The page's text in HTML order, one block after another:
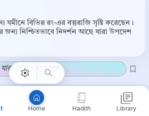
Home Hadith Library
বিভিন্ন রং-এর বস্তুরাজি সৃষ্টি করেছেন।
নিশ্চিতভাবে নিদর্শন আছে যারা উপদেশ
যারা বোধশক্তিসম্পন্ন